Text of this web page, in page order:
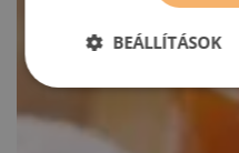
BEÁLLÍTÁSOK